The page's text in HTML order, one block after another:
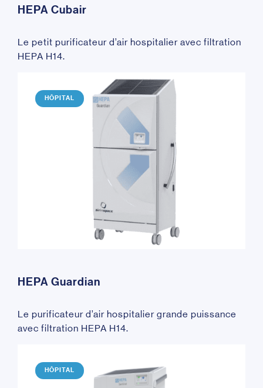
HEPA Cubair
Le petit purificateur d’air hospitalier avec filtration
HEPA H14.
HÔPITAL
HEPA Guardian
Le purificateur d’air hospitalier grande puissance
avec filtration HEPA H14.
HÔPITAL